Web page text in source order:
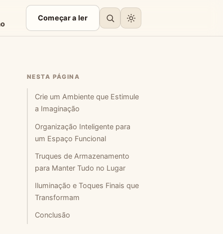
Começar a ler
NESTA PÁGINA
Crie um Ambiente que Estimule
a Imaginação
Organização Inteligente para
um Espaço Funcional
Truques de Armazenamento
para Manter Tudo no Lugar
Iluminação e Toques Finais que
Transformam
Conclusão